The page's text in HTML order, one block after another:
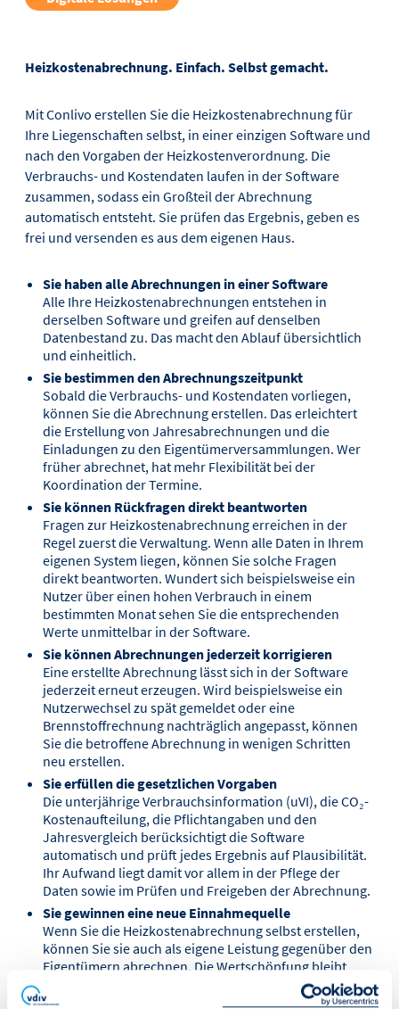
Heizkostenabrechnung. Einfach. Selbst gemacht.
Mit Conlivo erstellen Sie die Heizkostenabrechnung für
Ihre Liegenschaften selbst, in einer einzigen Software und
nach den Vorgaben der Heizkostenverordnung. Die
Verbrauchs- und Kostendaten laufen in der Software
zusammen, sodass ein Großteil der Abrechnung
automatisch entsteht. Sie prüfen das Ergebnis, geben es
frei und versenden es aus dem eigenen Haus.
Sie haben alle Abrechnungen in einer Software
Alle Ihre Heizkostenabrechnungen entstehen in
derselben Software und greifen auf denselben
Datenbestand zu. Das macht den Ablauf übersichtlich
und einheitlich.
Sie bestimmen den Abrechnungszeitpunkt
Sobald die Verbrauchs- und Kostendaten vorliegen,
können Sie die Abrechnung erstellen. Das erleichtert
die Erstellung von Jahresabrechnungen und die
Einladungen zu den Eigentümerversammlungen. Wer
früher abrechnet, hat mehr Flexibilität bei der
Koordination der Termine.
Sie können Rückfragen direkt beantworten
Fragen zur Heizkostenabrechnung erreichen in der
Regel zuerst die Verwaltung. Wenn alle Daten in Ihrem
eigenen System liegen, können Sie solche Fragen
direkt beantworten. Wundert sich beispielsweise ein
Nutzer über einen hohen Verbrauch in einem
bestimmten Monat sehen Sie die entsprechenden
Werte unmittelbar in der Software.
Sie können Abrechnungen jederzeit korrigieren
Eine erstellte Abrechnung lässt sich in der Software
jederzeit erneut erzeugen. Wird beispielsweise ein
Nutzerwechsel zu spät gemeldet oder eine
Brennstoffrechnung nachträglich angepasst, können
Sie die betroffene Abrechnung in wenigen Schritten
neu erstellen.
Sie erfüllen die gesetzlichen Vorgaben
Die unterjährige Verbrauchsinformation (uVI), die CO₂-
Kostenaufteilung, die Pflichtangaben und den
Jahresvergleich berücksichtigt die Software
automatisch und prüft jedes Ergebnis auf Plausibilität.
Ihr Aufwand liegt damit vor allem in der Pflege der
Daten sowie im Prüfen und Freigeben der Abrechnung.
Sie gewinnen eine neue Einnahmequelle
Wenn Sie die Heizkostenabrechnung selbst erstellen,
können Sie sie auch als eigene Leistung gegenüber den
Eigentümern abrechnen. Die Wertschöpfung bleibt